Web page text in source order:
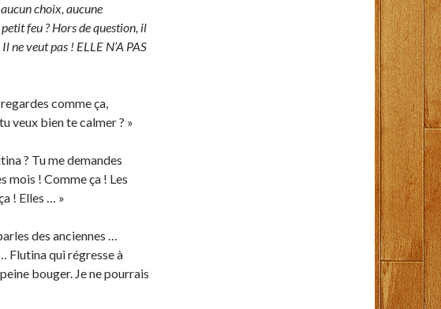
choix, aucune
feu ? Hors de question, il
ne veut pas ! ELLE N’A PAS
comme ça,
veux bien te calmer ? »
? Tu me demandes
mois ! Comme ça ! Les
! Elles … »
des anciennes …
Flutina qui régresse à
bouger. Je ne pourrais